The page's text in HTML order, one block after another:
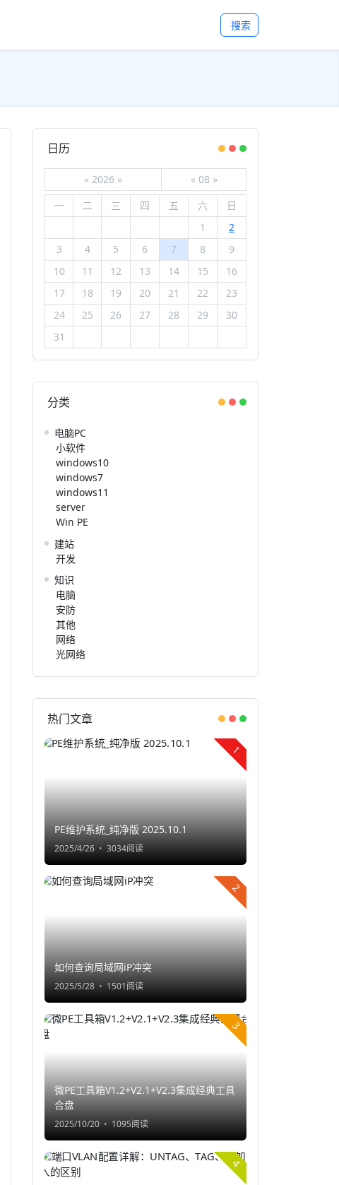
搜索
日历
« 2026 » « 08 »
一
二 三 四 五 六
日
1
2
3
4 5 6 7 8
9
10
11 12 13 14 15
16
17
18 19 20 21 22
23
24
25 26 27 28 29
30
31
分类
电脑PC
小软件
windows10
windows7
windows11
server
Win PE
建站
开发
知识
电脑
安防
其他
网络
光网络
热门文章
1
PE维护系统_纯净版 2025.10.1
2025/4/26 3034阅读
2
如何查询局域网iP冲突
2025/5/28 1501阅读
3
微PE工具箱V1.2+V2.1+V2.3集成经典工具
合盘
2025/10/20 1095阅读
4